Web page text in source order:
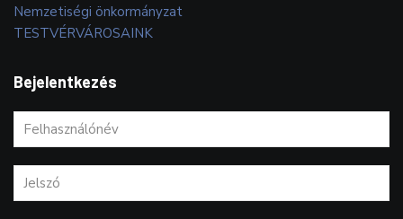
Nemzetiségi önkormányzat
TESTVÉRVÁROSAINK
Bejelentkezés